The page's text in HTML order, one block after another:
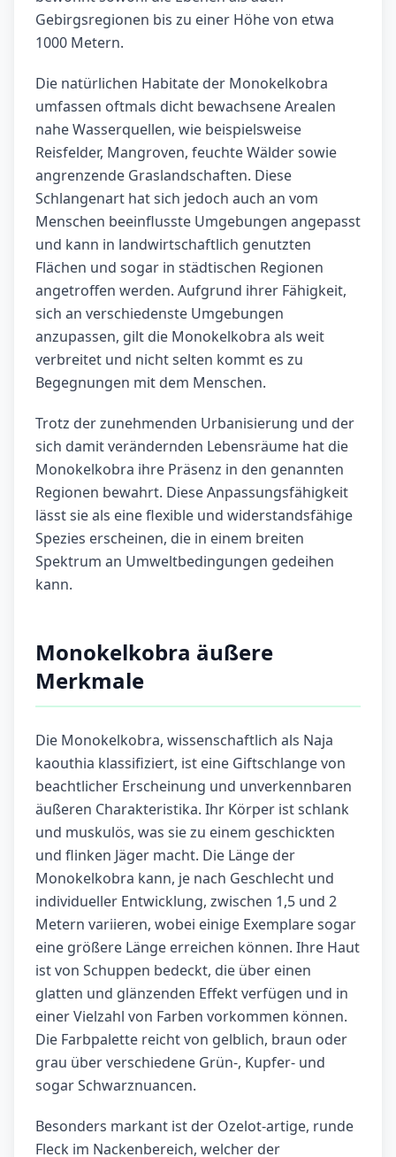
Gebirgsregionen bis zu einer Höhe von etwa
1000 Metern.
Die natürlichen Habitate der Monokelkobra
umfassen oftmals dicht bewachsene Arealen
nahe Wasserquellen, wie beispielsweise
Reisfelder, Mangroven, feuchte Wälder sowie
angrenzende Graslandschaften. Diese
Schlangenart hat sich jedoch auch an vom
Menschen beeinflusste Umgebungen angepasst
und kann in landwirtschaftlich genutzten
Flächen und sogar in städtischen Regionen
angetroffen werden. Aufgrund ihrer Fähigkeit,
sich an verschiedenste Umgebungen
anzupassen, gilt die Monokelkobra als weit
verbreitet und nicht selten kommt es zu
Begegnungen mit dem Menschen.
Trotz der zunehmenden Urbanisierung und der
sich damit verändernden Lebensräume hat die
Monokelkobra ihre Präsenz in den genannten
Regionen bewahrt. Diese Anpassungsfähigkeit
lässt sie als eine flexible und widerstandsfähige
Spezies erscheinen, die in einem breiten
Spektrum an Umweltbedingungen gedeihen
kann.
Monokelkobra äußere
Merkmale
Die Monokelkobra, wissenschaftlich als Naja
kaouthia klassifiziert, ist eine Giftschlange von
beachtlicher Erscheinung und unverkennbaren
äußeren Charakteristika. Ihr Körper ist schlank
und muskulös, was sie zu einem geschickten
und flinken Jäger macht. Die Länge der
Monokelkobra kann, je nach Geschlecht und
individueller Entwicklung, zwischen 1,5 und 2
Metern variieren, wobei einige Exemplare sogar
eine größere Länge erreichen können. Ihre Haut
ist von Schuppen bedeckt, die über einen
glatten und glänzenden Effekt verfügen und in
einer Vielzahl von Farben vorkommen können.
Die Farbpalette reicht von gelblich, braun oder
grau über verschiedene Grün-, Kupfer- und
sogar Schwarznuancen.
Besonders markant ist der Ozelot-artige, runde
Fleck im Nackenbereich, welcher der